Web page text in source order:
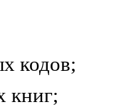
кодов;
книг;